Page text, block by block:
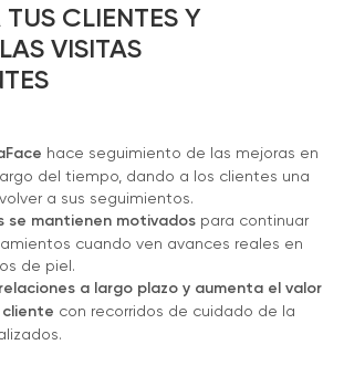
CLIENTES Y
VISITAS
hace seguimiento de las mejoras en
del tiempo, dando a los clientes una
a sus seguimientos.
se mantienen motivados para continuar
cuando ven avances reales en
de piel.
a largo plazo y aumenta el valor
con recorridos de cuidado de la